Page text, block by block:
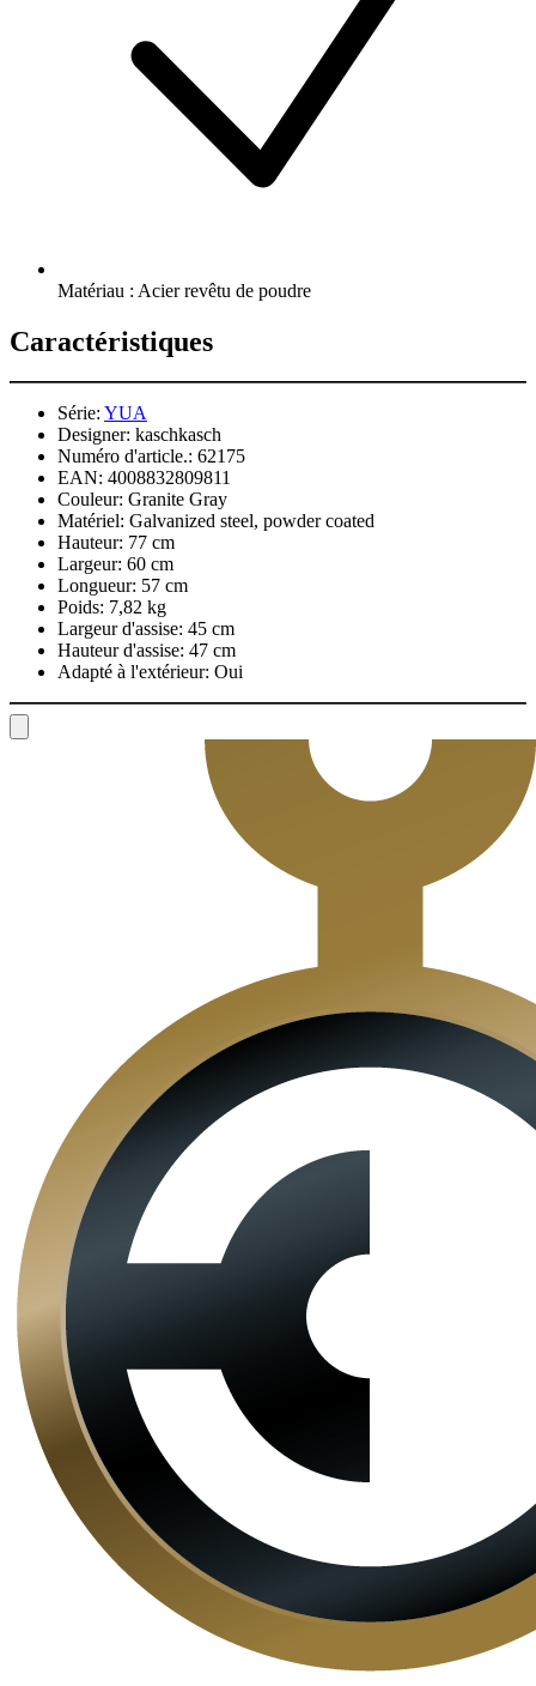
Matériau : Acier revêtu de poudre
Caractéristiques
Série: YUA
Designer: kaschkasch
Numéro d'article.: 62175
EAN: 4008832809811
Couleur: Granite Gray
Matériel: Galvanized steel, powder coated
Hauteur: 77 cm
Largeur: 60 cm
Longueur: 57 cm
Poids: 7,82 kg
Largeur d'assise: 45 cm
Hauteur d'assise: 47 cm
Adapté à l'extérieur: Oui